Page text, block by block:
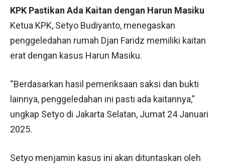
KPK Pastikan Ada Kaitan dengan Harun Masiku
Ketua KPK, Setyo Budiyanto, menegaskan
penggeledahan rumah Djan Faridz memiliki kaitan
erat dengan kasus Harun Masiku.
“Berdasarkan hasil pemeriksaan saksi dan bukti
lainnya, penggeledahan ini pasti ada kaitannya,”
ungkap Setyo di Jakarta Selatan, Jumat 24 Januari
2025.
Setyo menjamin kasus ini akan dituntaskan oleh